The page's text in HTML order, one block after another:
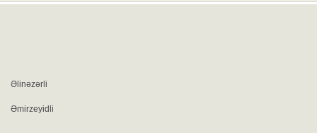
Əlinəzərli
Əmirzeyidli